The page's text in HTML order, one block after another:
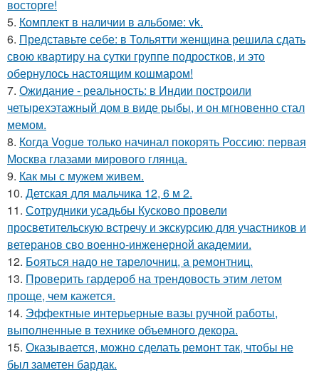
восторге!
5. Комплект в наличии в альбоме: vk.
6. Представьте себе: в Тольятти женщина решила сдать
свою квартиру на сутки группе подростков, и это
обернулось настоящим кошмаром!
7. Ожидание - реальность: в Индии построили
четырехэтажный дом в виде рыбы, и он мгновенно стал
мемом.
8. Когда Vogue только начинал покорять Россию: первая
Москва глазами мирового глянца.
9. Как мы с мужем живем.
10. Детская для мальчика 12, 6 м 2.
11. Сотрудники усадьбы Кусково провели
просветительскую встречу и экскурсию для участников и
ветеранов сво военно-инженерной академии.
12. Бояться надо не тарелочниц, а ремонтниц.
13. Проверить гардероб на трендовость этим летом
проще, чем кажется.
14. Эффектные интерьерные вазы ручной работы,
выполненные в технике объемного декора.
15. Оказывается, можно сделать ремонт так, чтобы не
был заметен бардак.